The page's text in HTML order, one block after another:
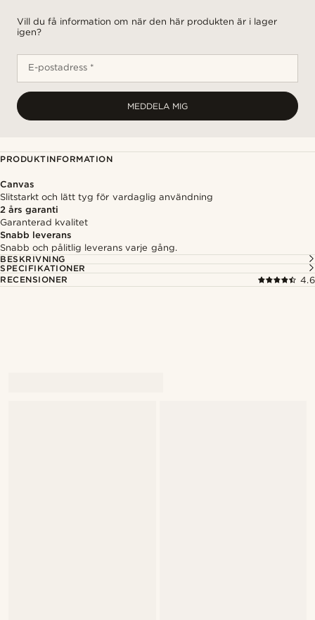
Vill du få information om när den här produkten är i lager
igen?
E-postadress *
MEDDELA MIG
PRODUKTINFORMATION
Canvas
Slitstarkt och lätt tyg för vardaglig användning
2 års garanti
Garanterad kvalitet
Snabb leverans
Snabb och pålitlig leverans varje gång.
BESKRIVNING
SPECIFIKATIONER
RECENSIONER
4.6